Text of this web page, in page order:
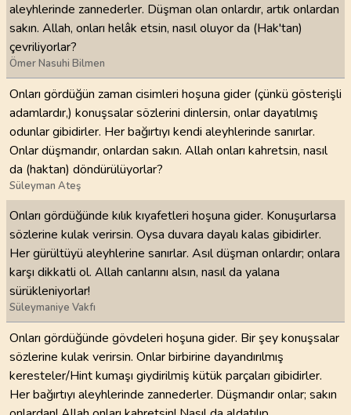
aleyhlerinde zannederler. Düşman olan onlardır, artık onlardan
sakın. Allah, onları helâk etsin, nasıl oluyor da (Hak'tan)
çevriliyorlar?
Ömer Nasuhi Bilmen
Onları gördüğün zaman cisimleri hoşuna gider (çünkü gösterişli
adamlardır,) konuşsalar sözlerini dinlersin, onlar dayatılmış
odunlar gibidirler. Her bağırtıyı kendi aleyhlerinde sanırlar.
Onlar düşmandır, onlardan sakın. Allah onları kahretsin, nasıl
da (haktan) döndürülüyorlar?
Süleyman Ateş
Onları gördüğünde kılık kıyafetleri hoşuna gider. Konuşurlarsa
sözlerine kulak verirsin. Oysa duvara dayalı kalas gibidirler.
Her gürültüyü aleyhlerine sanırlar. Asıl düşman onlardır; onlara
karşı dikkatli ol. Allah canlarını alsın, nasıl da yalana
sürükleniyorlar!
Süleymaniye Vakfı
Onları gördüğünde gövdeleri hoşuna gider. Bir şey konuşsalar
sözlerine kulak verirsin. Onlar birbirine dayandırılmış
keresteler/Hint kumaşı giydirilmiş kütük parçaları gibidirler.
Her bağırtıyı aleyhlerinde zannederler. Düşmandır onlar; sakın